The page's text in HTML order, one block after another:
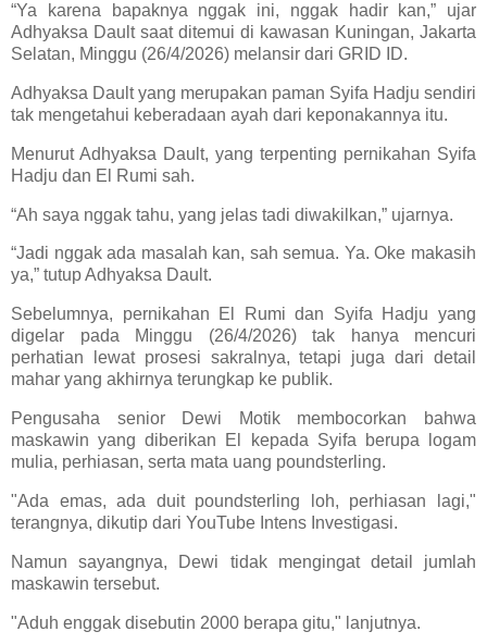
“Ya karena bapaknya nggak ini, nggak hadir kan,” ujar
Adhyaksa Dault saat ditemui di kawasan Kuningan, Jakarta
Selatan, Minggu (26/4/2026) melansir dari GRID ID.
Adhyaksa Dault yang merupakan paman Syifa Hadju sendiri
tak mengetahui keberadaan ayah dari keponakannya itu.
Menurut Adhyaksa Dault, yang terpenting pernikahan Syifa
Hadju dan El Rumi sah.
“Ah saya nggak tahu, yang jelas tadi diwakilkan,” ujarnya.
“Jadi nggak ada masalah kan, sah semua. Ya. Oke makasih
ya,” tutup Adhyaksa Dault.
Sebelumnya, pernikahan El Rumi dan Syifa Hadju yang
digelar pada Minggu (26/4/2026) tak hanya mencuri
perhatian lewat prosesi sakralnya, tetapi juga dari detail
mahar yang akhirnya terungkap ke publik.
Pengusaha senior Dewi Motik membocorkan bahwa
maskawin yang diberikan El kepada Syifa berupa logam
mulia, perhiasan, serta mata uang poundsterling.
"Ada emas, ada duit poundsterling loh, perhiasan lagi,"
terangnya, dikutip dari YouTube Intens Investigasi.
Namun sayangnya, Dewi tidak mengingat detail jumlah
maskawin tersebut.
"Aduh enggak disebutin 2000 berapa gitu," lanjutnya.